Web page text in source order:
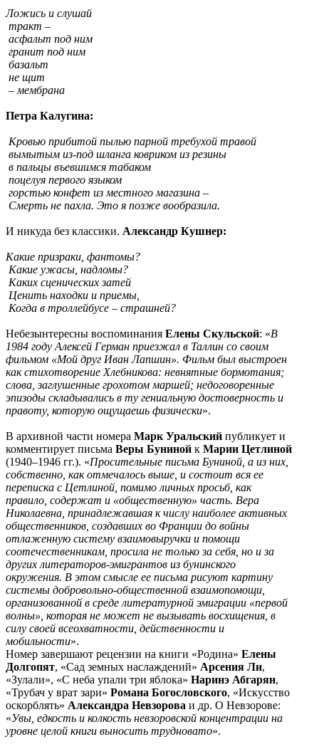
Ложись и слушай
тракт –
асфальт под ним
гранит под ним
базальт
не щит
– мембрана
Петра Калугина:
Кровью прибитой пылью парной требухой травой
вымытым из-под шланга ковриком из резины
в пальцы въевшимся табаком
поцелуя первого языком
горстью конфет из местного магазина –
Смерть не пахла. Это я позже вообразила.
И никуда без классики. Александр Кушнер:
Какие призраки, фантомы?
Какие ужасы, надломы?
Каких сценических затей
Ценить находки и приемы,
Когда в троллейбусе – страшней?
Небезынтересны воспоминания Елены Скульской: «В
1984 году Алексей Герман приезжал в Таллин со своим
фильмом «Мой друг Иван Лапшин». Фильм был выстроен
как стихотворение Хлебникова: невнятные бормотания;
слова, заглушенные грохотом маршей; недоговоренные
эпизоды складывались в ту гениальную достоверность и
правоту, которую ощущаешь физически».
В архивной части номера Марк Уральский публикует и
комментирует письма Веры Буниной к Марии Цетлиной
(1940–1946 гг.). «Просительные письма Буниной, а из них,
собственно, как отмечалось выше, и состоит вся ее
переписка с Цетлиной, помимо личных просьб, как
правило, содержат и «общественную» часть. Вера
Николаевна, принадлежавшая к числу наиболее активных
общественников, создавших во Франции до войны
отлаженную систему взаимовыручки и помощи
соотечественникам, просила не только за себя, но и за
других литераторов-эмигрантов из бунинского
окружения. В этом смысле ее письма рисуют картину
системы добровольно-общественной взаимопомощи,
организованной в среде литературной эмиграции «первой
волны», которая не может не вызывать восхищения, в
силу своей всеохватности, действенности и
мобильности».
Номер завершают рецензии на книги «Родина» Елены
Долгопят, «Сад земных наслаждений» Арсения Ли,
«Зулали», «С неба упали три яблока» Наринэ Абгарян,
«Трубач у врат зари» Романа Богословского, «Искусство
оскорблять» Александра Невзорова и др. О Невзорове:
«Увы, едкость и колкость невзоровской концентрации на
уровне целой книги выносить трудновато».